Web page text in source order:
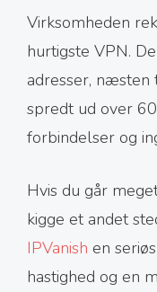
Virksomheden
hurtigste VPN.
adresser, næsten
spredt ud over
forbindelser og
Hvis du går
kigge et andet
IPVanish en
hastighed og en